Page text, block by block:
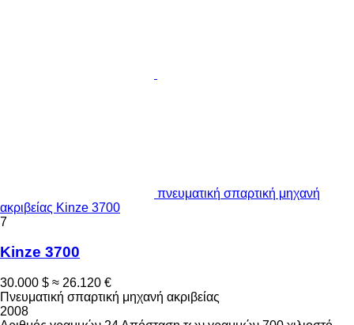
πνευματική σπαρτική μηχανή
ακριβείας Kinze 3700
7
Kinze 3700
30.000 $ ≈ 26.120 €
Πνευματική σπαρτική μηχανή ακριβείας
2008